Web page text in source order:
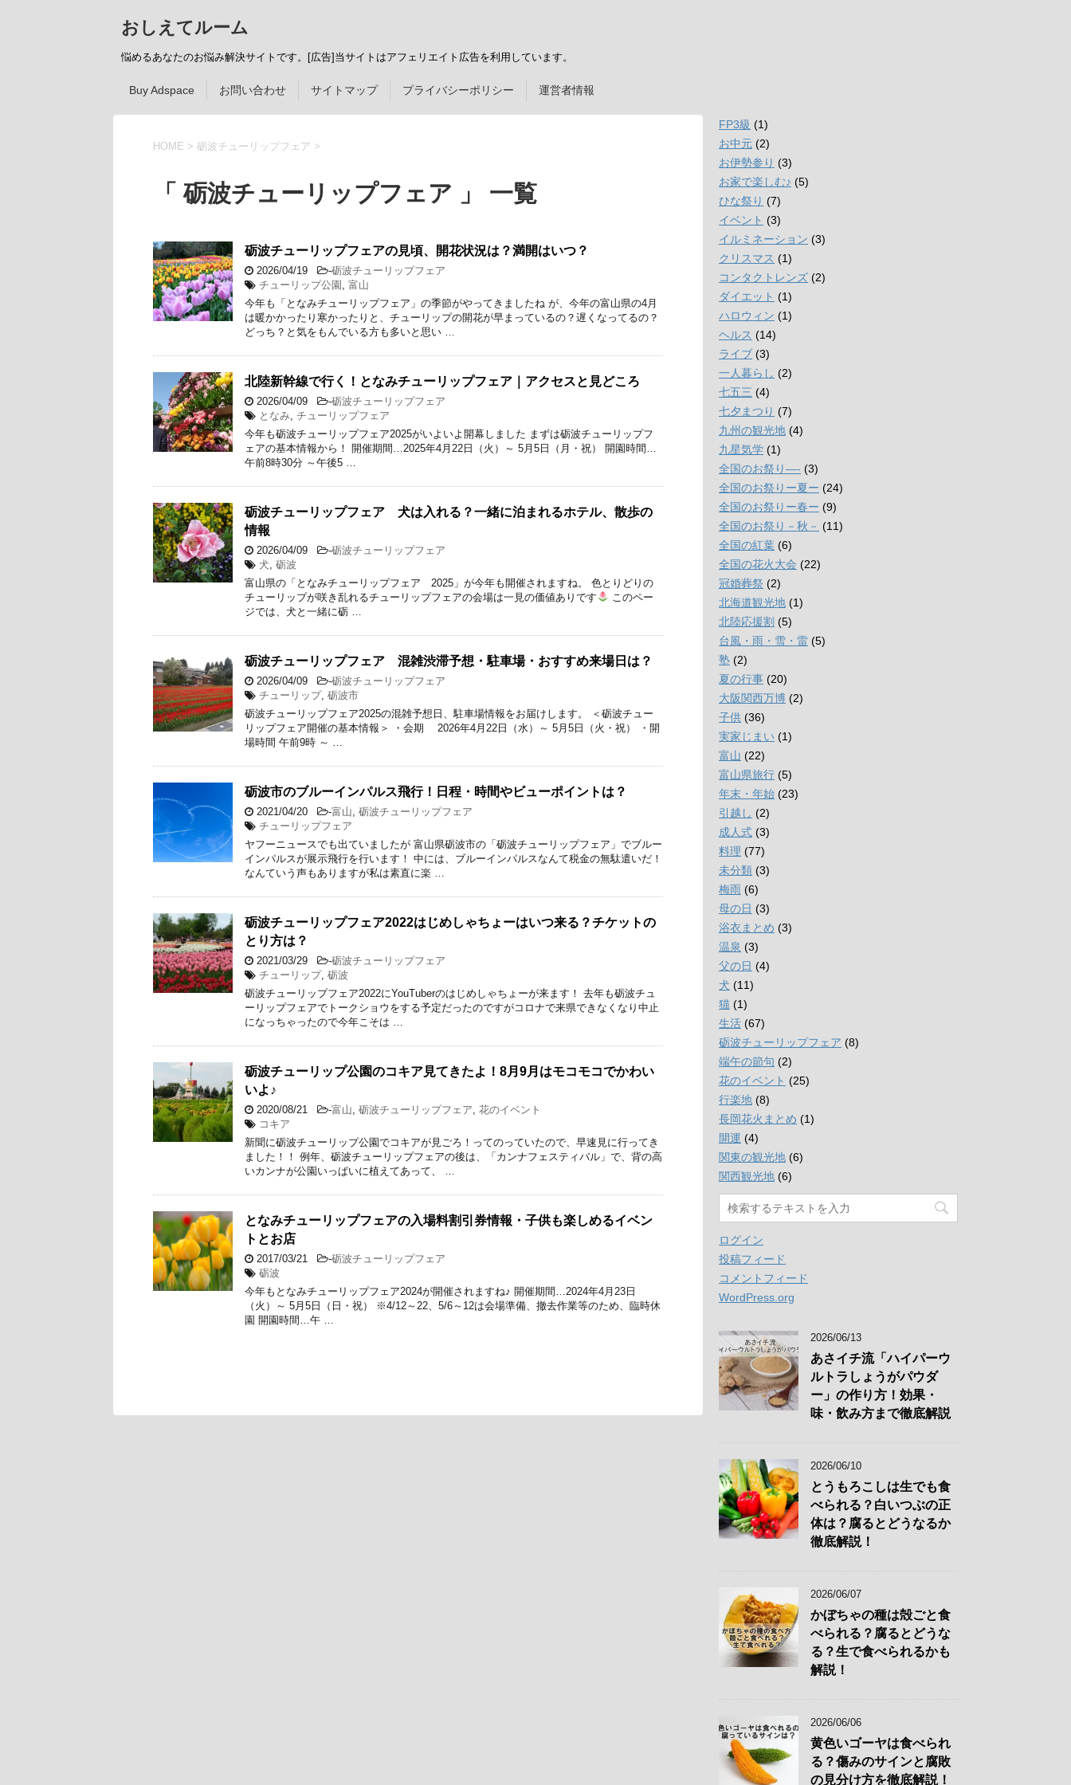
おしえてルーム
悩めるあなたのお悩み解決サイトです。[広告]当サイトはアフェリエイト広告を利用しています。
Buy Adspace お問い合わせ サイトマップ プライバシーポリシー 運営者情報
HOME > 砺波チューリップフェア >
「 砺波チューリップフェア 」 一覧
砺波チューリップフェアの見頃、開花状況は？満開はいつ？
2026/04/19 -砺波チューリップフェア
チューリップ公園 , 富山
今年も「となみチューリップフェア」の季節がやってきましたね が、今年の富山県の4月
は暖かかったり寒かったりと、チューリップの開花が早まっているの？遅くなってるの？
どっち？と気をもんでいる方も多いと思い …
北陸新幹線で行く！となみチューリップフェア｜アクセスと見どころ
2026/04/09 -砺波チューリップフェア
となみ, チューリップフェア
今年も砺波チューリップフェア2025がいよいよ開幕しました まずは砺波チューリップフ
ェアの基本情報から！ 開催期間…2025年4月22日（火）～ 5月5日（月・祝） 開園時間…
午前8時30分 ～午後5 …
砺波チューリップフェア 犬は入れる？一緒に泊まれるホテル、散歩の
情報
2026/04/09 -砺波チューリップフェア
犬, 砺波
富山県の「となみチューリップフェア 2025」が今年も開催されますね。 色とりどりの
チューリップが咲き乱れるチューリップフェアの会場は一見の価値ありです
このペー
ジでは、犬と一緒に砺 …
砺波チューリップフェア 混雑渋滞予想・駐車場・おすすめ来場日は？
2026/04/09 -砺波チューリップフェア
チューリップ, 砺波市
砺波チューリップフェア2025の混雑予想日、駐車場情報をお届けします。 ＜砺波チュー
リップフェア開催の基本情報＞ ・会期 2026年4月22日（水）～ 5月5日（火・祝） ・開
場時間 午前9時 ～ …
砺波市のブルーインパルス飛行！日程・時間やビューポイントは？
2021/04/20 -富山, 砺波チューリップフェア
チューリップフェア
ヤフーニュースでも出ていましたが 富山県砺波市の「砺波チューリップフェア」でブルー
インパルスが展示飛行を行います！ 中には、ブルーインパルスなんて税金の無駄遣いだ！
なんていう声もありますが私は素直に楽 …
砺波チューリップフェア2022はじめしゃちょーはいつ来る？チケットの
とり方は？
2021/03/29 -砺波チューリップフェア
チューリップ, 砺波
砺波チューリップフェア2022にYouTuberのはじめしゃちょーが来ます！ 去年も砺波チュ
ーリップフェアでトークショウをする予定だったのですがコロナで来県できなくなり中止
になっちゃったので今年こそは …
砺波チューリップ公園のコキア見てきたよ！8月9月はモコモコでかわい
いよ♪
2020/08/21 -富山, 砺波チューリップフェア, 花のイベント
コキア
新聞に砺波チューリップ公園でコキアが見ごろ！ってのっていたので、早速見に行ってき
ました！！ 例年、砺波チューリップフェアの後は、「カンナフェスティバル」で、背の高
いカンナが公園いっぱいに植えてあって、 …
となみチューリップフェアの入場料割引券情報・子供も楽しめるイベン
トとお店
2017/03/21 -砺波チューリップフェア
砺波
今年もとなみチューリップフェア2024が開催されますね♪ 開催期間…2024年4月23日
（火）～ 5月5日（日・祝） ※4/12～22、5/6～12は会場準備、撤去作業等のため、臨時休
園 開園時間…午 …
FP3級 (1)
お中元 (2)
お伊勢参り (3)
お家で楽しむ♪ (5)
ひな祭り (7)
イベント (3)
イルミネーション (3)
クリスマス (1)
コンタクトレンズ (2)
ダイエット (1)
ハロウィン (1)
ヘルス (14)
ライブ (3)
一人暮らし (2)
七五三 (4)
七夕まつり (7)
九州の観光地 (4)
九星気学 (1)
全国のお祭り―- (3)
全国のお祭りー夏ー (24)
全国のお祭りー春ー (9)
全国のお祭り－秋－ (11)
全国の紅葉 (6)
全国の花火大会 (22)
冠婚葬祭 (2)
北海道観光地 (1)
北陸応援割 (5)
台風・雨・雪・雷 (5)
塾 (2)
夏の行事 (20)
大阪関西万博 (2)
子供 (36)
実家じまい (1)
富山 (22)
富山県旅行 (5)
年末・年始 (23)
引越し (2)
成人式 (3)
料理 (77)
未分類 (3)
梅雨 (6)
母の日 (3)
浴衣まとめ (3)
温泉 (3)
父の日 (4)
犬 (11)
猫 (1)
生活 (67)
砺波チューリップフェア (8)
端午の節句 (2)
花のイベント (25)
行楽地 (8)
長岡花火まとめ (1)
開運 (4)
関東の観光地 (6)
関西観光地 (6)
ログイン
投稿フィード
コメントフィード
WordPress.org
2026/06/13
あさイチ流「ハイパーウ
ルトラしょうがパウダ
ー」の作り方！効果・
味・飲み方まで徹底解説
2026/06/10
とうもろこしは生でも食
べられる？白いつぶの正
体は？腐るとどうなるか
徹底解説！
2026/06/07
かぼちゃの種は殻ごと食
べられる？腐るとどうな
る？生で食べられるかも
解説！
2026/06/06
黄色いゴーヤは食べられ
る？傷みのサインと腐敗
の見分け方を徹底解説！